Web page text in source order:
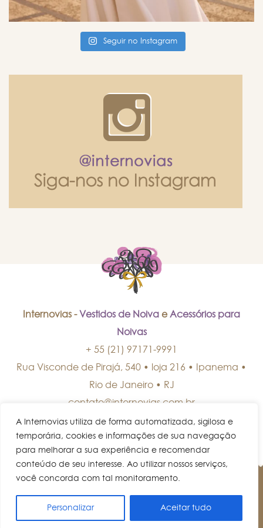
A Internovias utiliza de forma automatizada, sigilosa e
temporária, cookies e informações de sua navegação
para melhorar a sua experiência e recomendar
conteúdo de seu interesse. Ao utilizar nossos serviços,
você concorda com tal monitoramento.
Personalizar Aceitar tudo
Seguir no Instagram
Internovias - Vestidos de Noiva e Acessórios para
Noivas
+ 55 (21) 97171-9991
Rua Visconde de Pirajá, 540 • loja 216 • Ipanema •
Rio de Janeiro• RJ
contato@internovias.com.br
AGENDE UM HORÁRIO!